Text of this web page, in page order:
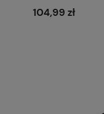
104,99 zł